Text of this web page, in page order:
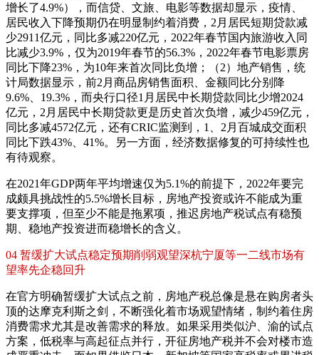
增长了4.9%），而信贷、文旅、电影等数据却显示，疫情、
居民收入下降预期仍在明显制约着消费，2月居民短期贷款减
少2911亿元，同比多减220亿元，2022年春节国内旅游收入同
比减少3.9%，仅为2019年春节的56.3%，2022年春节电影票房
同比下降23%，为10年来首次同比负增；（2）地产销售，统
计局数据显示，前2月商品房销售面积、金额同比分别降
9.6%、19.3%，而央行口径1月居民中长期贷款同比少增2024
亿元，2月居民中长期贷款更是历史首次负增，减少459亿元，
同比多减4572亿元，还有CRIC监测到，1、2月百城成交面积
同比下跌43%、41%。另一方面，经济数据修复的可持续性也
有待观察。
在2021年GDP两年平均增速仅为5.1%的前提下，2022年要完
成颇具挑战性的5.5%增长目标，房地产投资或许不能成为重
要支撑项，但至少不能是拖累项，推迟房地产税试点有稳预
期、稳地产投资进而稳增长的含义。
04 暂缓扩大试点稳定预期削弱观望深杭宁厦等一二线市场有
望率先企稳回升
在官方明确暂缓扩大试点之前，房地产税总像是悬在购房者头
顶的达摩克利斯之剑，不断强化着市场观望情绪，制约着住房
消费需求尤其是改善需求的释放。如果采用类似沪、渝的试点
方案，低税率与高起征点并行，开征房地产税并不会对楼市造